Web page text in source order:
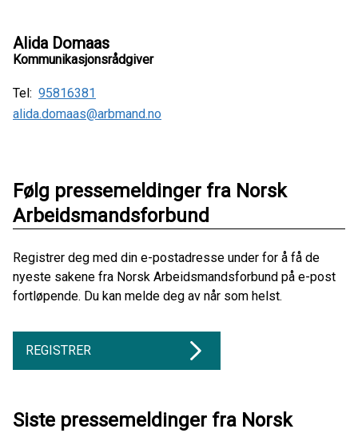
Alida Domaas
Kommunikasjonsrådgiver
Tel: 95816381
alida.domaas@arbmand.no
Følg pressemeldinger fra Norsk
Arbeidsmandsforbund
Registrer deg med din e-postadresse under for å få de
nyeste sakene fra Norsk Arbeidsmandsforbund på e-post
fortløpende. Du kan melde deg av når som helst.
REGISTRER
Siste pressemeldinger fra Norsk